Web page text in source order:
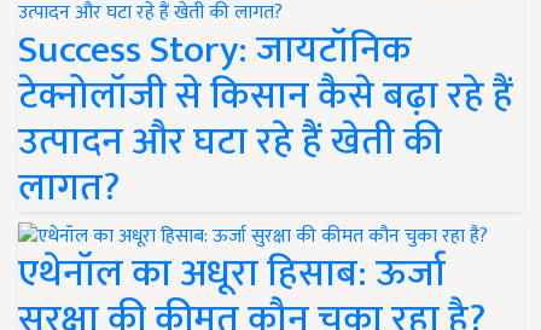
Success Story: जायटॉनिक
टेक्नोलॉजी से किसान कैसे बढ़ा रहे हैं
उत्पादन और घटा रहे हैं खेती की
लागत?
एथेनॉल का अधूरा हिसाब: ऊर्जा